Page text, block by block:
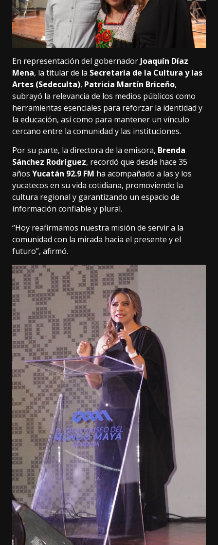
En representación del gobernador Joaquín Díaz
Mena, la titular de la Secretaría de la Cultura y las
Artes (Sedeculta), Patricia Martín Briceño,
subrayó la relevancia de los medios públicos como
herramientas esenciales para reforzar la identidad y
la educación, así como para mantener un vínculo
cercano entre la comunidad y las instituciones.
Por su parte, la directora de la emisora, Brenda
Sánchez Rodríguez, recordó que desde hace 35
años Yucatán 92.9 FM ha acompañado a las y los
yucatecos en su vida cotidiana, promoviendo la
cultura regional y garantizando un espacio de
información confiable y plural.
“Hoy reafirmamos nuestra misión de servir a la
comunidad con la mirada hacia el presente y el
futuro”, afirmó.